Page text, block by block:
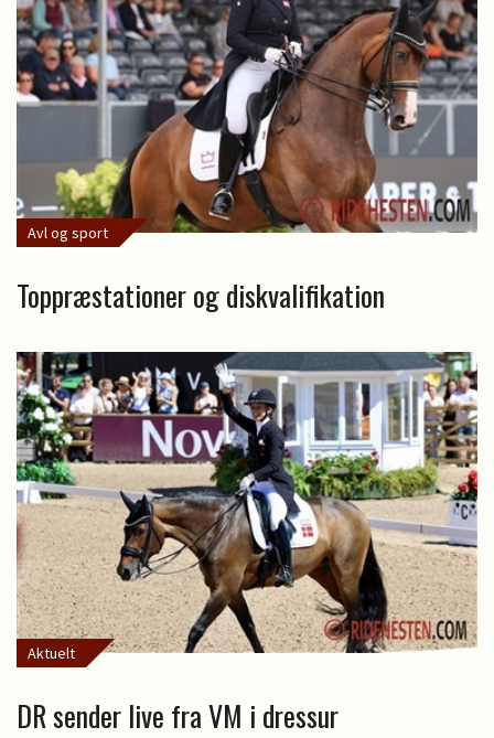
Avl og sport
Toppræstationer og diskvalifikation
Aktuelt
DR sender live fra VM i dressur